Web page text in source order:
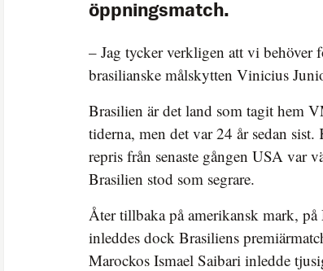
öppningsmatch.
– Jag tycker verkligen att vi behöver
brasilianske målskytten Vinicius
Brasilien är det land som tagit hem
tiderna, men det var 24 år sedan
repris från senaste gången USA var
Brasilien stod som segrare.
Åter tillbaka på amerikansk mark,
inleddes dock Brasiliens
Marockos Ismael Saibari inledde